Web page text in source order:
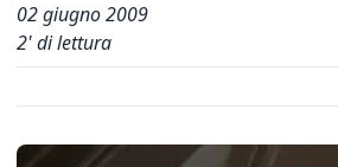
02 giugno 2009
2' di lettura